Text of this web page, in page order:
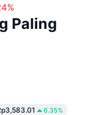
Paling
6.35%